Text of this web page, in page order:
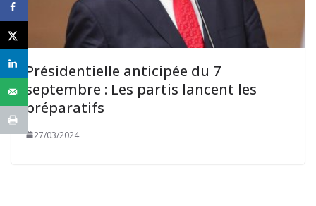
Présidentielle anticipée du 7
septembre : Les partis lancent les
préparatifs
27/03/2024